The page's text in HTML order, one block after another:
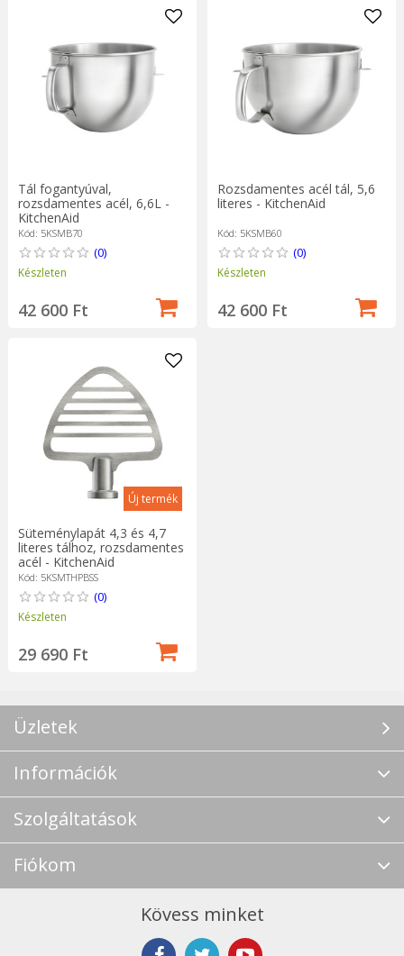
Tál fogantyúval,
rozsdamentes acél, 6,6L -
KitchenAid
Kód: 5KSMB70
(0)
Készleten
42 600 Ft
Rozsdamentes acél tál, 5,6
literes - KitchenAid
Kód: 5KSMB60
(0)
Készleten
42 600 Ft
Új termék
Süteménylapát 4,3 és 4,7
literes tálhoz, rozsdamentes
acél - KitchenAid
Kód: 5KSMTHPBSS
(0)
Készleten
29 690 Ft
Üzletek
Információk
Szolgáltatások
Fiókom
Kövess minket